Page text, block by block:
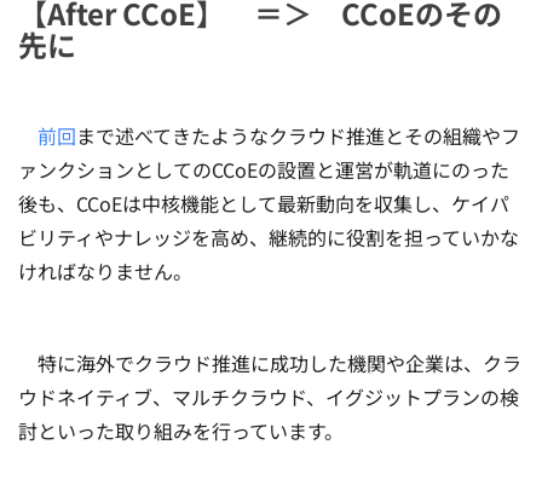
【After CCoE】 ＝＞ CCoEのその
先に
前回まで述べてきたようなクラウド推進とその組織やフ
ァンクションとしてのCCoEの設置と運営が軌道にのった
後も、CCoEは中核機能として最新動向を収集し、ケイパ
ビリティやナレッジを高め、継続的に役割を担っていかな
ければなりません。
特に海外でクラウド推進に成功した機関や企業は、クラ
ウドネイティブ、マルチクラウド、イグジットプランの検
討といった取り組みを行っています。